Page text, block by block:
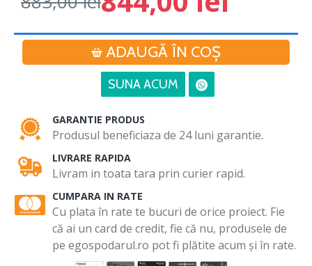
ADAUGĂ ÎN COŞ
SUNA ACUM
GARANTIE PRODUS
Produsul beneficiaza de 24 luni garantie.
LIVRARE RAPIDA
Livram in toata tara prin curier rapid.
CUMPARA IN RATE
Cu plata în rate te bucuri de orice proiect. Fie
că ai un card de credit, fie că nu, produsele de
pe egospodarul.ro pot fi plătite acum și în rate.